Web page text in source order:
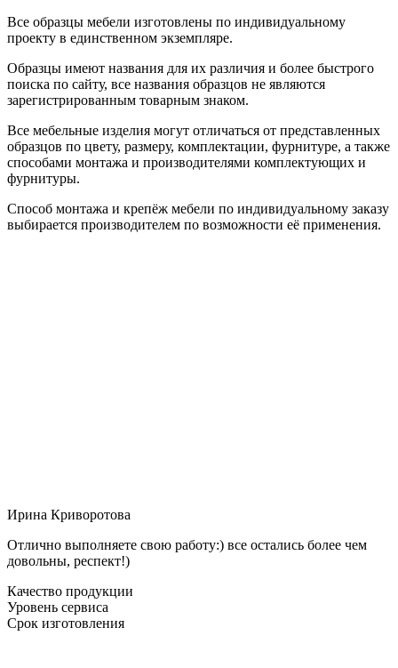
Все образцы мебели изготовлены по индивидуальному
проекту в единственном экземпляре.
Образцы имеют названия для их различия и более быстрого
поиска по сайту, все названия образцов не являются
зарегистрированным товарным знаком.
Все мебельные изделия могут отличаться от представленных
образцов по цвету, размеру, комплектации, фурнитуре, а также
способами монтажа и производителями комплектующих и
фурнитуры.
Способ монтажа и крепёж мебели по индивидуальному заказу
выбирается производителем по возможности её применения.
Ирина Криворотова
Отлично выполняете свою работу:) все остались более чем
довольны, респект!)
Качество продукции
Уровень сервиса
Срок изготовления